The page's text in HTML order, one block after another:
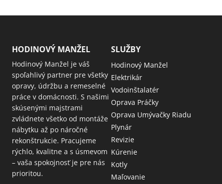
HODINOVÝ MANŽEL
Hodinový Manžel je váš
spoľahlivý partner pre všetky
opravy, údržbu a remeselné
práce v domácnosti. S našimi
skúsenými majstrami
zvládnete všetko od montáže
nábytku až po náročné
rekonštrukcie. Pracujeme
rýchlo, kvalitne a s úsmevom
– vaša spokojnosť je pre nás
prioritou.
SLUŽBY
Hodinový Manžel
Elektrikár
Vodoinštalatér
Oprava Práčky
Oprava Umývačky Riadu
Plynár
Revizie
Kúrenie
Kotly
Maľovanie